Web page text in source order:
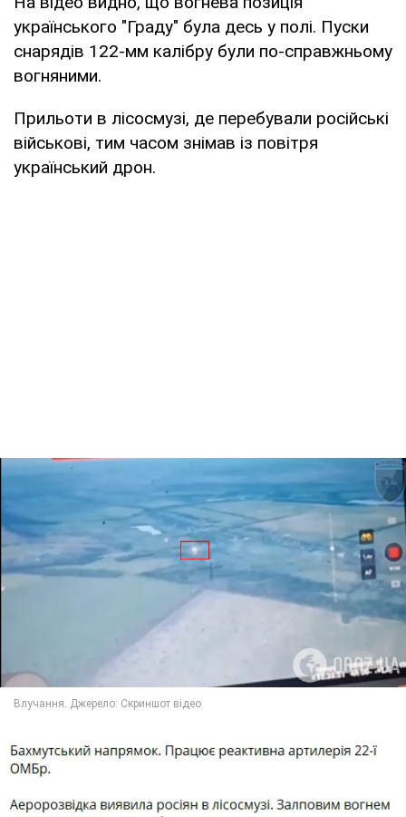
українського "Граду" була десь у полі. Пуски
снарядів 122-мм калібру були по-справжньому
вогняними.
Прильоти в лісосмузі, де перебували російські
військові, тим часом знімав із повітря
український дрон.